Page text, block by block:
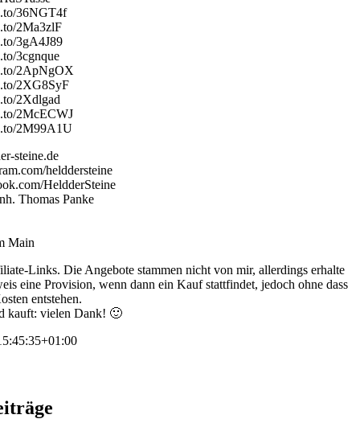
36NGT4f
2Ma3zlF
3gA4J89
3cgnque
2ApNgOX
2XG8SyF
2Xdlgad
2McECWJ
2M99A1U
steine.de
helddersteine
HeldderSteine
Thomas Panke
Main
Links. Die Angebote stammen nicht von mir, allerdings erhalte
eine Provision, wenn dann ein Kauf stattfindet, jedoch ohne dass
entstehen.
kauft: vielen Dank! 🙂